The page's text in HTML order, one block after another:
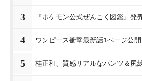
3 『ポケモン公式ぜんこく図鑑』発
4 ワンピース衝撃最新話1ページ公開
5 桂正和、質感リアルなパンツ＆尻